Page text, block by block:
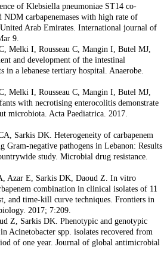
of Klebsiella pneumoniae ST14 co-
carbapenemases with high rate of
Arab Emirates. International journal of
9.
Melki I, Rousseau C, Mangin I, Butel MJ,
and development of the intestinal
in a lebanese tertiary hospital. Anaerobe.
Melki I, Rousseau C, Mangin I, Butel MJ,
with necrotising enterocolitis demonstrate
microbiota. Acta Paediatrica. 2017.
Sarkis DK. Heterogeneity of carbapenem
Gram-negative pathogens in Lebanon: Results
study. Microbial drug resistance.
Azar E, Sarkis DK, Daoud Z. In vitro
combination in clinical isolates of 11
and time-kill curve techniques. Frontiers in
2017; 7:209.
Z, Sarkis DK. Phenotypic and genotypic
Acinetobacter spp. isolates recovered from
of one year. Journal of global antimicrobial